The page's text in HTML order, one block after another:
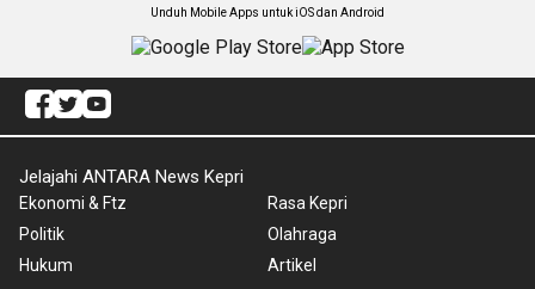
Unduh Mobile Apps untuk iOS dan Android
Jelajahi ANTARA News Kepri
Ekonomi & Ftz
Politik
Hukum
Rasa Kepri
Olahraga
Artikel